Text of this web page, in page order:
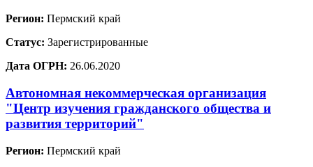
Регион: Пермский край
Статус: Зарегистрированные
Дата ОГРН: 26.06.2020
Автономная некоммерческая организация
"Центр изучения гражданского общества и
развития территорий"
Регион: Пермский край